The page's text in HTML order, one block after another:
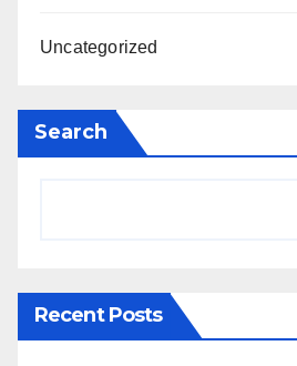
Uncategorized
Search
Recent Posts